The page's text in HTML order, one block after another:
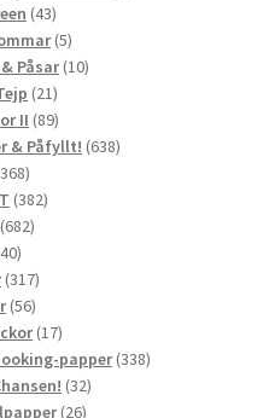
4343
produkter
55
produkter
Påsar 1010
2121
produkter
II 8989
produkter
& Påfyllt! 638638
368368
produkter
382382
682682
140
produkter
317317
produkter
5656
produkter
1717
produkter
papper 338338
3232
2626